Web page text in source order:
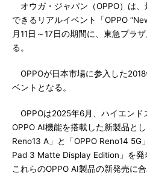
オウガ・ジャパン（OPPO）は、
できるリアルイベント「OPPO
月11日～17日の期間に、東急プラ
る。
OPPOが日本市場に参入した
ベントとなる。
OPPOは2025年6月、ハイエンド
OPPO AI機能を搭載した新製品と
Reno13 A」と「OPPO Reno14 5G
Pad 3 Matte Display Edition」を発
これらのOPPO AI製品の新発売に